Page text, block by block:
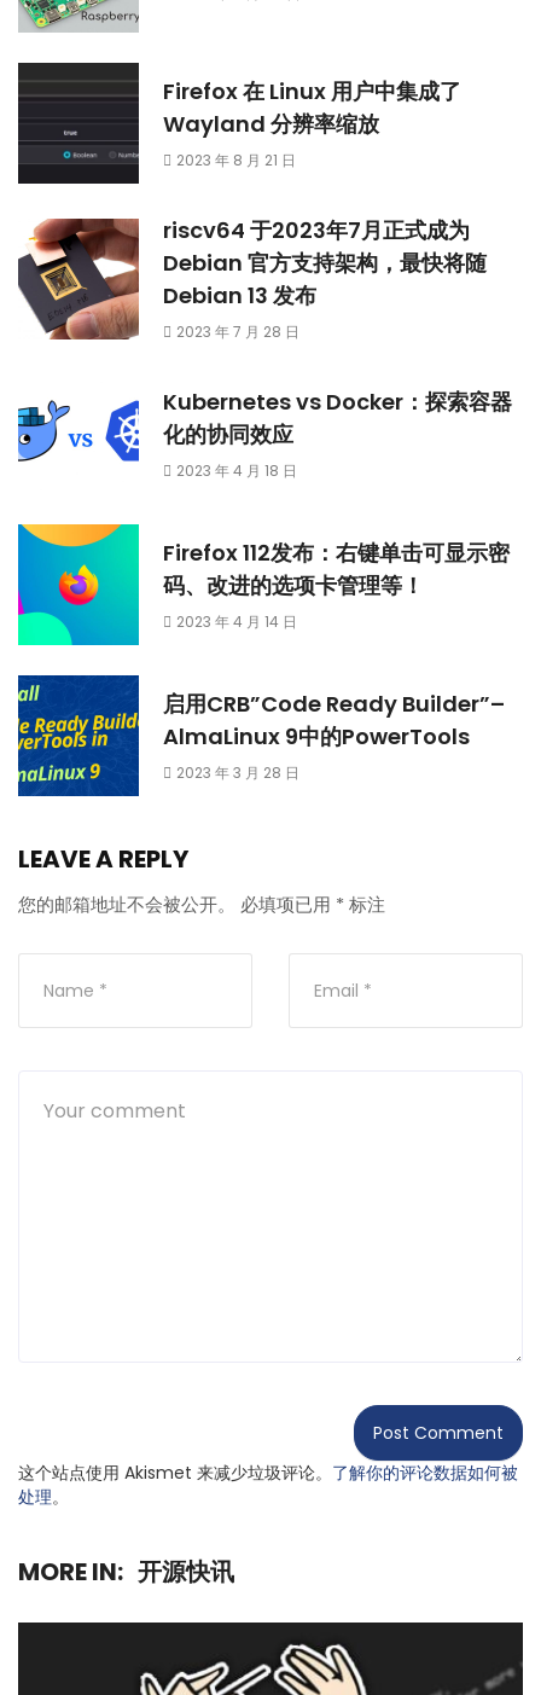
Firefox 在 Linux 用户中集成了
Wayland 分辨率缩放
2023 年 8 月 21 日
riscv64 于2023年7月正式成为
Debian 官方支持架构，最快将随
Debian 13 发布
2023 年 7 月 28 日
Kubernetes vs Docker：探索容器
化的协同效应
2023 年 4 月 18 日
Firefox 112发布：右键单击可显示密
码、改进的选项卡管理等！
2023 年 4 月 14 日
启用CRB”Code Ready Builder”–
AlmaLinux 9中的PowerTools
2023 年 3 月 28 日
LEAVE A REPLY
您的邮箱地址不会被公开。 必填项已用 * 标注
这个站点使用 Akismet 来减少垃圾评论。 了解你的评论数据如何被
处理。
MORE IN: 开源快讯